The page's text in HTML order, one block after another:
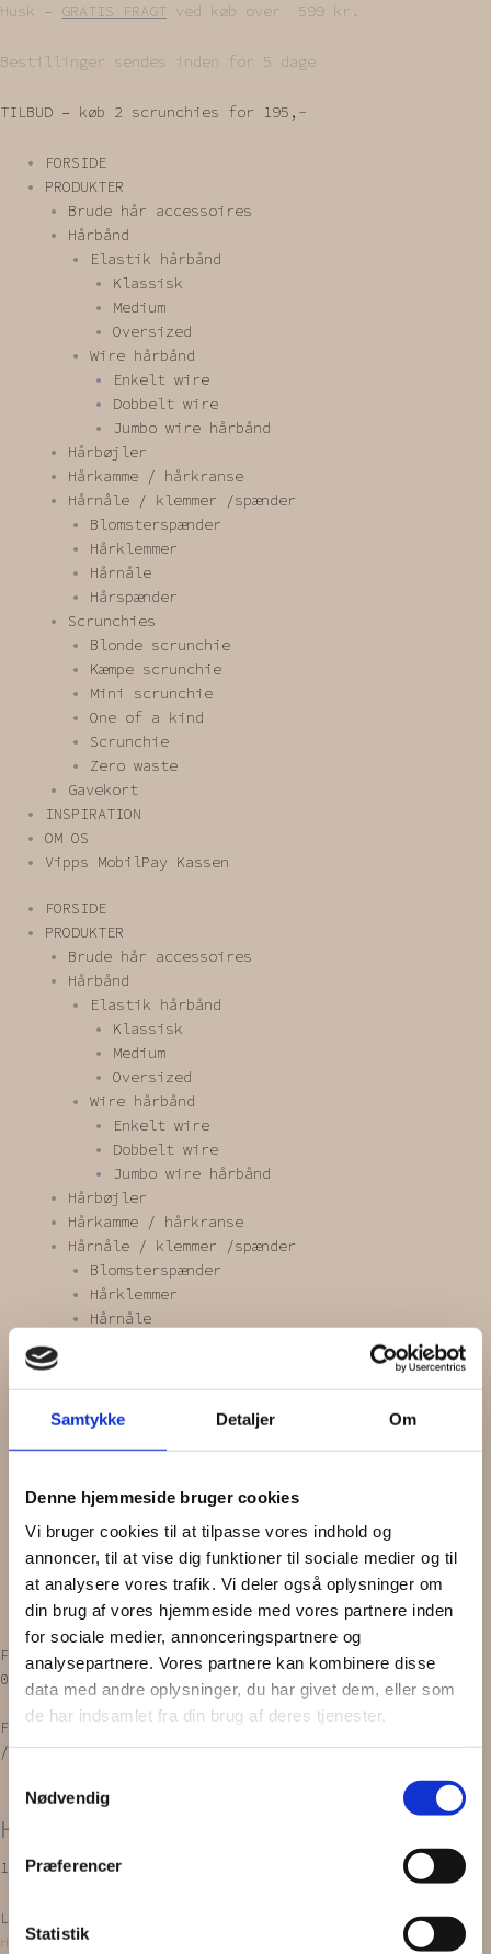
Samtykke Detaljer Om
Denne hjemmeside bruger cookies
Vi bruger cookies til at tilpasse vores indhold og
annoncer, til at vise dig funktioner til sociale medier og til
at analysere vores trafik. Vi deler også oplysninger om
din brug af vores hjemmeside med vores partnere inden
for sociale medier, annonceringspartnere og
analysepartnere. Vores partnere kan kombinere disse
data med andre oplysninger, du har givet dem, eller som
de har indsamlet fra din brug af deres tjenester.
Nødvendig
Præferencer
Statistik
Gå
indholdet
Husk – GRATIS FRAGT ved køb over 599 kr.
Bestillinger sendes inden for 5 dage
TILBUD – køb 2 scrunchies for 195,-
FORSIDE
PRODUKTER
Brude hår accessoires
Hårbånd
Elastik hårbånd
Klassisk
Medium
Oversized
Wire hårbånd
Enkelt wire
Dobbelt wire
Jumbo wire hårbånd
Hårbøjler
Hårkamme / hårkranse
Hårnåle / klemmer /spænder
Blomsterspænder
Hårklemmer
Hårnåle
Hårspænder
Scrunchies
Blonde scrunchie
Kæmpe scrunchie
Mini scrunchie
One of a kind
Scrunchie
Zero waste
Gavekort
INSPIRATION
OM OS
Vipps MobilPay Kassen
FORSIDE
PRODUKTER
Brude hår accessoires
Hårbånd
Elastik hårbånd
Klassisk
Medium
Oversized
Wire hårbånd
Enkelt wire
Dobbelt wire
Jumbo wire hårbånd
Hårbøjler
Hårkamme / hårkranse
Hårnåle / klemmer /spænder
Blomsterspænder
Hårklemmer
Hårnåle
Blonde scrunchie
Kæmpe scrunchie
Scrunchie
Zero waste
Gavekort
INSPIRATION
OM OS
Vipps MobilPay Kassen
Facebook
Instagram
0,00
Kurv
Forside/ PRODUKTER /Hårnåle / klemmer
/spænder/Hårspænder/ HÅRSPÆNDE | m. broche
HÅRSPÆNDE | m. broche
149,00kr.
Læg i kurv
Hårspændet er håndlavet og bliver lavet ud af en